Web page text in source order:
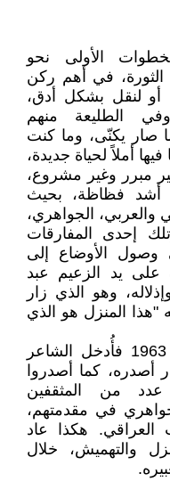
الأولى نحو
الثورة، في أهم ركن
أو لنقل بشكل أدق،
الطليعة منهم
صار يكنّى، وما كنت
أملاً لحياة جديدة،
مبرر وغير مشروع،
أشد فظاظة، بحيث
والعربي، الجواهري،
في العام 1961، وتلك إحدى المفارقات
وصول الأوضاع إلى
على يد الزعيم عبد
وهو الذي زار
"هذا المنزل هو الذي
ثم جاء انقلاب 8 شباط / فبراير 1963 فأُدخل الشاعر
أصدره، كما أصدروا
من المثقفين
في مقدمتهم،
هكذا عاد
والتهميش، خلال